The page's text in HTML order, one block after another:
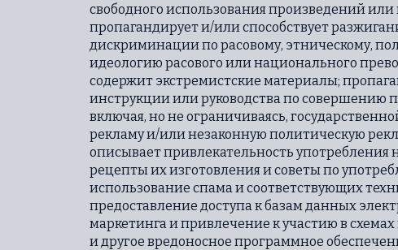
свободного использования произведений
пропагандирует и/или способствует
дискриминации по расовому, этническому,
идеологию расового или национального
содержит экстремистские материалы;
инструкции или руководства по совершению
включая, но не ограничиваясь,
рекламу и/или незаконную политическую
описывает привлекательность
рецепты их изготовления и советы по
использование спама и соответствующих
предоставление доступа к базам данных
маркетинга и привлечение к участию в
и другое вредоносное программное